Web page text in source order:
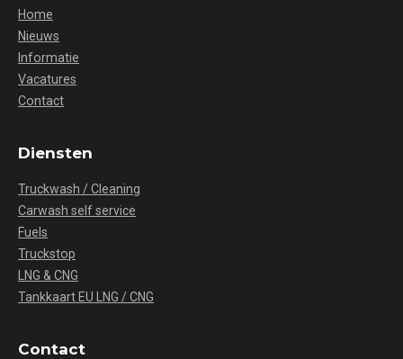
Home
Nieuws
Informatie
Vacatures
Contact
Diensten
Truckwash / Cleaning
Carwash self service
Fuels
Truckstop
LNG & CNG
Tankkaart EU LNG / CNG
Contact